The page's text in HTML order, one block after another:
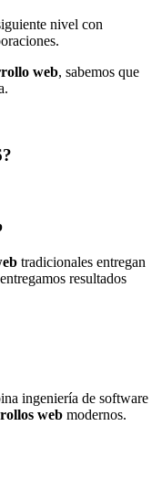
nivel con
web, sabemos que
tradicionales entregan
resultados
ingeniería de software
web modernos.